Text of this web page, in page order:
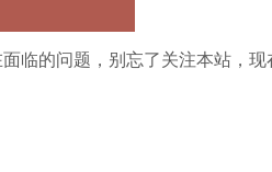
临的问题，别忘了关注本站，现